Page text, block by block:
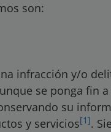
son:
infracción y/o
se ponga fin
su
y servicios[1].